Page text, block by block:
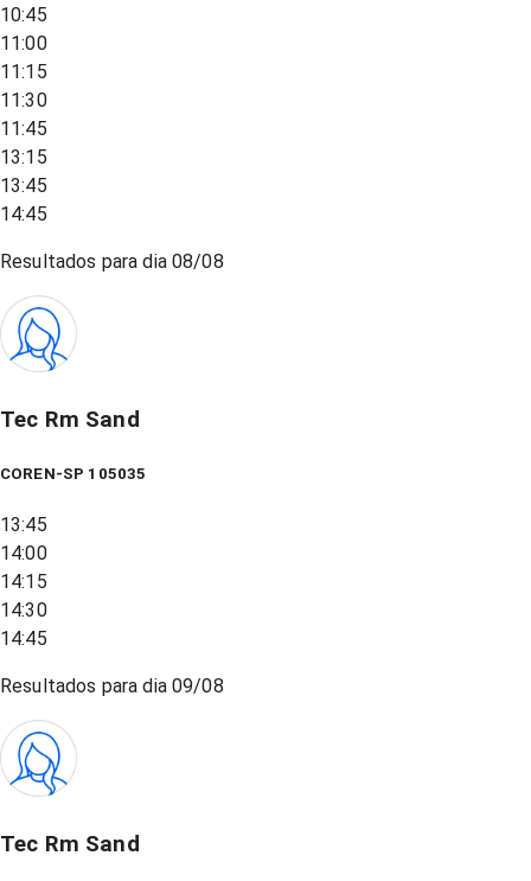
10:45
11:00
11:15
11:30
11:45
13:15
13:45
14:45
Resultados para dia08/08
Tec Rm Sand
COREN-SP 105035
13:45
14:00
14:15
14:30
14:45
Resultados para dia09/08
Tec Rm Sand